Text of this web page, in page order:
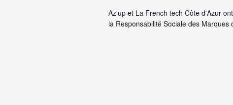
Az'up et La French tech Côte d'Azur
la Responsabilité Sociale des